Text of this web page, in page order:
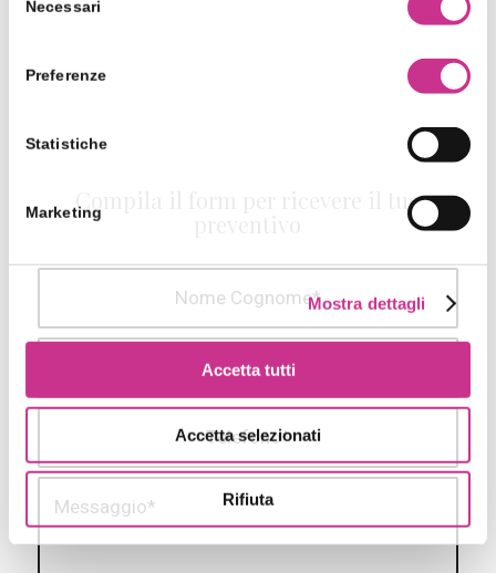
delNecessari
Preferenze
Statistiche
Marketing
Mostra dettagli
Accetta tutti
Accetta selezionati
Rifiuta
Compila il form per ricevere il tuo